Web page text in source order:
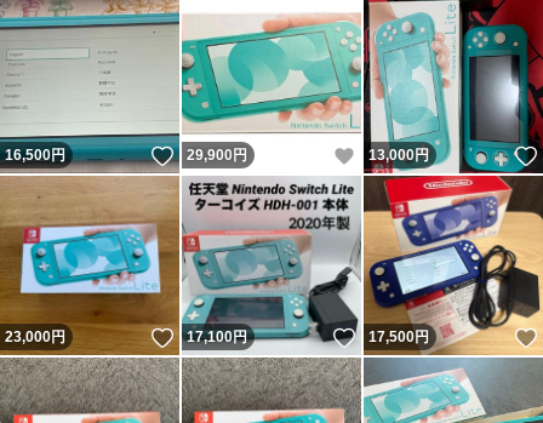
16,500円 いいね！
29,900 円 いいね！
13,000円
23,000円 いいね！
17,100円 いいね！
17,500円